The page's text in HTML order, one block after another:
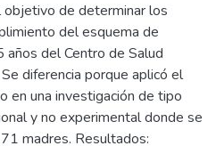
de determinar los
del esquema de
años del Centro de Salud
diferencia porque aplicó el
en una investigación de tipo
y no experimental donde se
madres. Resultados: